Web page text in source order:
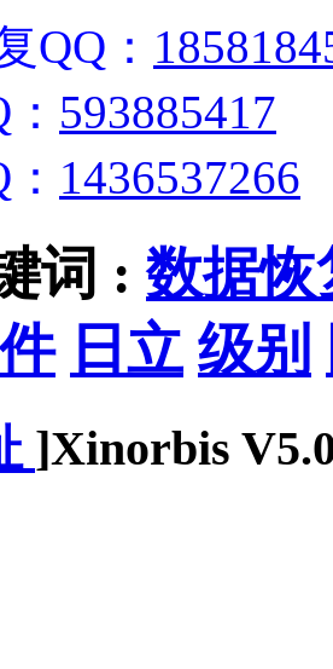
QQ：
593885417
1436537266
词 :数据恢
日立 级别
]Xinorbis